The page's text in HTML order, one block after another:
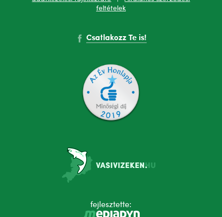
feltételek
Csatlakozz Te is!
fejlesztette: